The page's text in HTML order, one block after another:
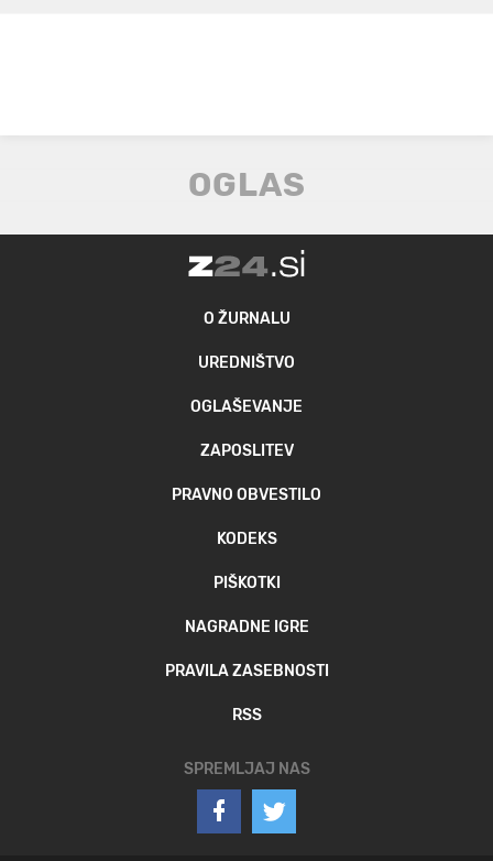
O ŽURNALU
UREDNIŠTVO
OGLAŠEVANJE
ZAPOSLITEV
PRAVNO OBVESTILO
KODEKS
PIŠKOTKI
NAGRADNE IGRE
PRAVILA ZASEBNOSTI
RSS
SPREMLJAJ NAS